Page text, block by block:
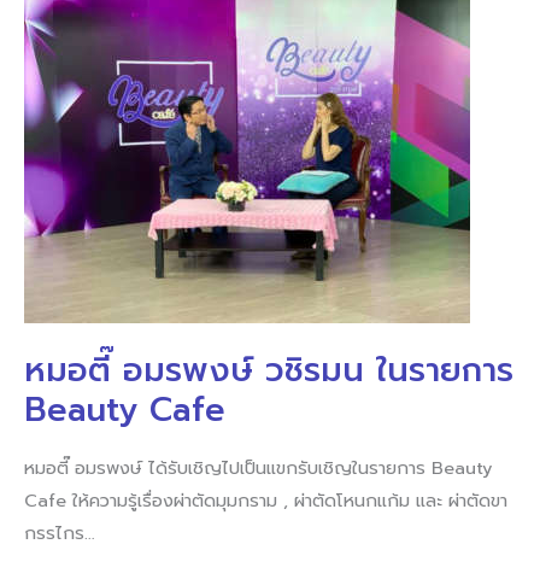
หมอตี๊ อมรพงษ์ วชิรมน ในรายการ
Beauty Cafe
หมอตี๊ อมรพงษ์ ได้รับเชิญไปเป็นแขกรับเชิญในรายการ Beauty
Cafe ให้ความรู้เรื่องผ่าตัดมุมกราม , ผ่าตัดโหนกแก้ม และ ผ่าตัดขา
กรรไกร…
ตี๊
อม
รพงษ์
วชิร
มน
รายการ
Beauty